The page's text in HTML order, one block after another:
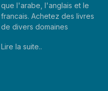
que l'arabe, l'anglais et le
francais. Achetez des livres
de divers domaines
Lire la suite..